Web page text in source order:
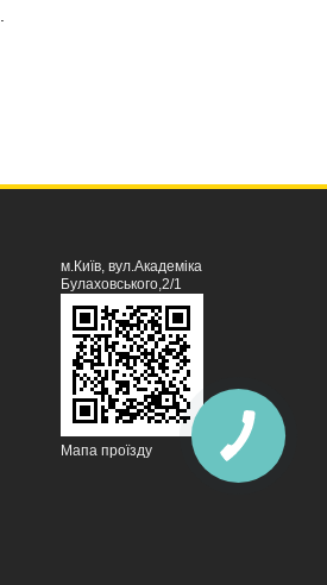
м.Київ, вул.Академіка
Булаховського,2/1
Мапа проїзду